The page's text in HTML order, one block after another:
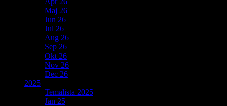
Maj 26
Jun 26
Jul 26
Aug 26
Sep 26
Okt 26
Nov 26
Dec 26
2025
Temalista 2025
Jan 25